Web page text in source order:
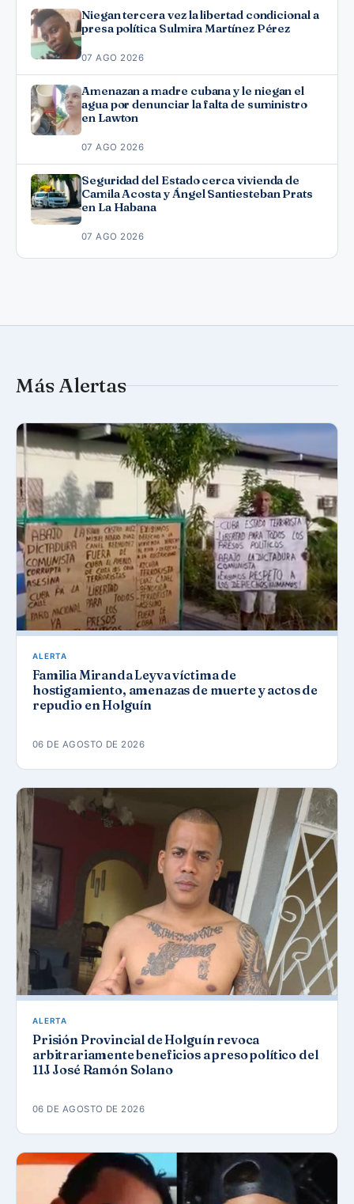
Niegan tercera vez la libertad condicional a
presa política Sulmira Martínez Pérez
07 AGO 2026
Amenazan a madre cubana y le niegan el
agua por denunciar la falta de suministro
en Lawton
07 AGO 2026
Seguridad del Estado cerca vivienda de
Camila Acosta y Ángel Santiesteban Prats
en La Habana
07 AGO 2026
Más Alertas
ALERTA
Familia Miranda Leyva víctima de
hostigamiento, amenazas de muerte y actos de
repudio en Holguín
06 DE AGOSTO DE 2026
ALERTA
Prisión Provincial de Holguín revoca
arbitrariamente beneficios a preso político del
11J José Ramón Solano
06 DE AGOSTO DE 2026